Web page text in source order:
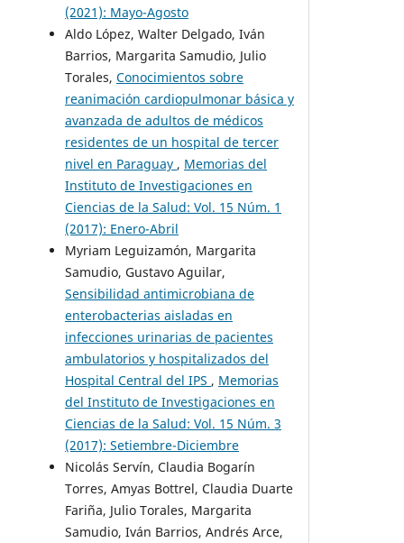
(2021): Mayo-Agosto
Aldo López, Walter Delgado, Iván
Barrios, Margarita Samudio, Julio
Torales, Conocimientos sobre
reanimación cardiopulmonar básica y
avanzada de adultos de médicos
residentes de un hospital de tercer
nivel en Paraguay , Memorias del
Instituto de Investigaciones en
Ciencias de la Salud: Vol. 15 Núm. 1
(2017): Enero-Abril
Myriam Leguizamón, Margarita
Samudio, Gustavo Aguilar,
Sensibilidad antimicrobiana de
enterobacterias aisladas en
infecciones urinarias de pacientes
ambulatorios y hospitalizados del
Hospital Central del IPS , Memorias
del Instituto de Investigaciones en
Ciencias de la Salud: Vol. 15 Núm. 3
(2017): Setiembre-Diciembre
Nicolás Servín, Claudia Bogarín
Torres, Amyas Bottrel, Claudia Duarte
Fariña, Julio Torales, Margarita
Samudio, Iván Barrios, Andrés Arce,